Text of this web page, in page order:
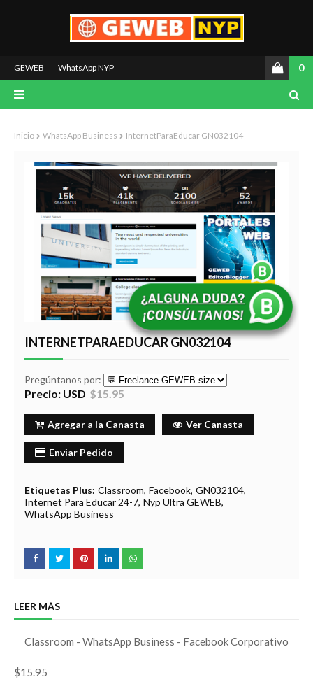
GEWEB WhatsApp NYP 0
Inicio WhatsApp Business InternetParaEducar GN032104
INTERNETPARAEDUCAR GN032104
Pregúntanos por:
Precio: USD $15.95
Agregar a la Canasta Ver Canasta
Enviar Pedido
Etiquetas Plus: Classroom Facebook GN032104
Internet Para Educar 24-7 Nyp Ultra GEWEB
WhatsApp Business
LEER MÁS
Classroom - WhatsApp Business - Facebook Corporativo
$15.95